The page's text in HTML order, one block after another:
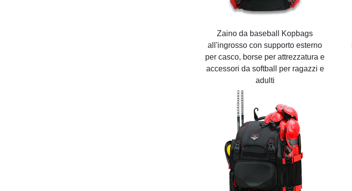
Zaino da baseball Kopbags
all'ingrosso con supporto esterno
per casco, borse per attrezzatura e
accessori da softball per ragazzi e
adulti